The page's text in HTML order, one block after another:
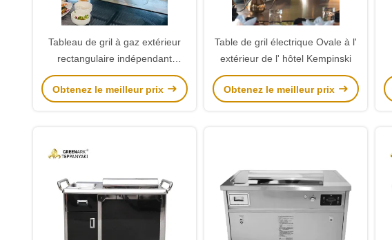
Tableau de gril à gaz extérieur
rectangulaire indépendant
Teppanyaki Grill Hibachi
Obtenez le meilleur prix
Table de gril électrique Ovale à l'
extérieur de l' hôtel Kempinski
Obtenez le meilleur prix